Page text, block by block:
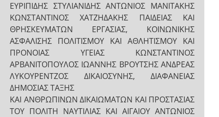
ΕΥΡΙΠΙΔΗΣ ΣΤΥΛΙΑΝΙΔΗΣ ΑΝΤΩΝΙΟΣ ΜΑΝΙΤΑΚΗΣ
ΚΩΝΣΤΑΝΤΙΝΟΣ ΧΑΤΖΗΔΑΚΗΣ ΠΑΙΔΕΙΑΣ ΚΑΙ
ΘΡΗΣΚΕΥΜΑΤΩΝ ΕΡΓΑΣΙΑΣ, ΚΟΙΝΩΝΙΚΗΣ
ΑΣΦΑΛΙΣΗΣ ΠΟΛΙΤΙΣΜΟΥ ΚΑΙ ΑΘΛΗΤΙΣΜΟΥ ΚΑΙ
ΠΡΟΝΟΙΑΣ ΥΓΕΙΑΣ ΚΩΝΣΤΑΝΤΙΝΟΣ
ΑΡΒΑΝΙΤΟΠΟΥΛΟΣ ΙΩΑΝΝΗΣ ΒΡΟΥΤΣΗΣ ΑΝΔΡΕΑΣ
ΛΥΚΟΥΡΕΝΤΖΟΣ ΔΙΚΑΙΟΣΥΝΗΣ, ΔΙΑΦΑΝΕΙΑΣ
ΔΗΜΟΣΙΑΣ ΤΑΞΗΣ
ΚΑΙ ΑΝΘΡΩΠΙΝΩΝ ΔΙΚΑΙΩΜΑΤΩΝ ΚΑΙ ΠΡΟΣΤΑΣΙΑΣ
ΤΟΥ ΠΟΛΙΤΗ ΝΑΥΤΙΛΙΑΣ ΚΑΙ ΑΙΓΑΙΟΥ ΑΝΤΩΝΙΟΣ